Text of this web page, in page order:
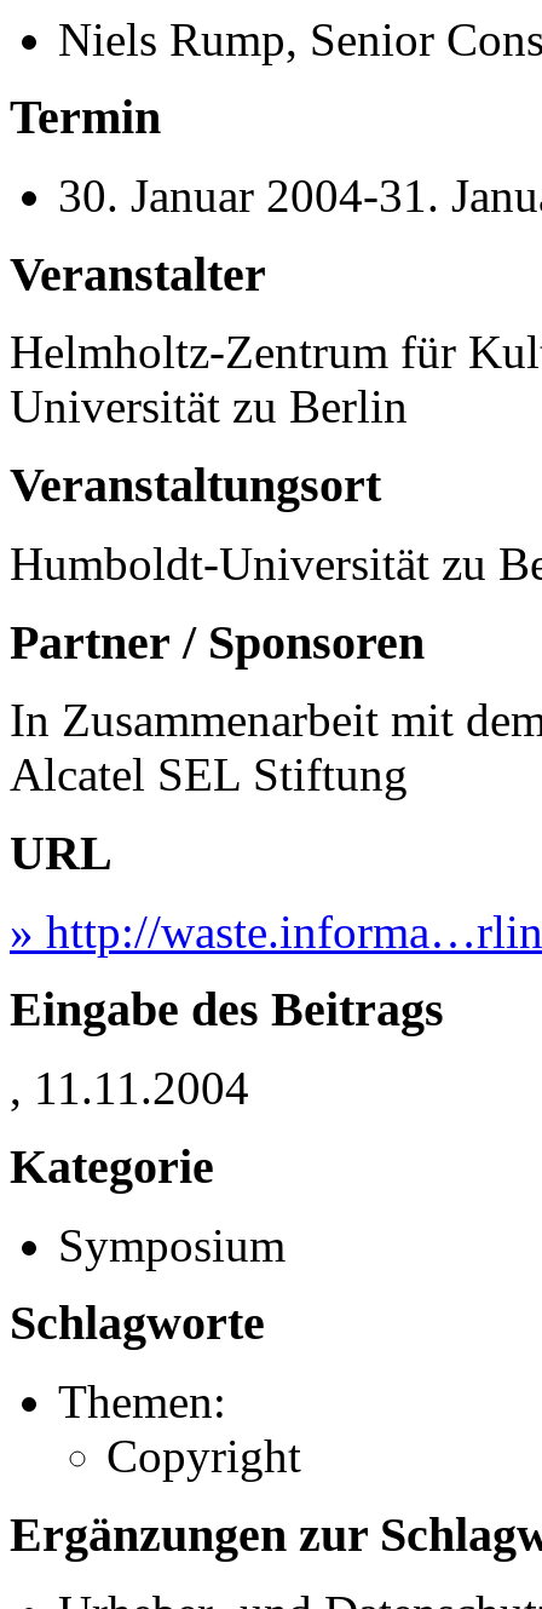
Niels Rump, Senior
Termin
30. Januar 2004-31.
Veranstalter
Helmholtz-Zentrum für
Universität zu Berlin
Veranstaltungsort
Humboldt-Universität zu
Partner / Sponsoren
In Zusammenarbeit mit
Alcatel SEL Stiftung
URL
» http://
Eingabe des Beitrags
, 11.11.2004
Kategorie
Symposium
Schlagworte
Themen:
Copyright
Ergänzungen zur